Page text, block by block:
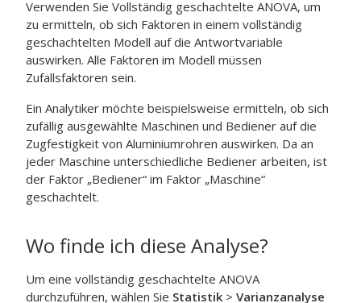
Verwenden Sie Vollständig geschachtelte ANOVA, um
zu ermitteln, ob sich Faktoren in einem vollständig
geschachtelten Modell auf die Antwortvariable
auswirken. Alle Faktoren im Modell müssen
Zufallsfaktoren sein.
Ein Analytiker möchte beispielsweise ermitteln, ob sich
zufällig ausgewählte Maschinen und Bediener auf die
Zugfestigkeit von Aluminiumrohren auswirken. Da an
jeder Maschine unterschiedliche Bediener arbeiten, ist
der Faktor „Bediener“ im Faktor „Maschine“
geschachtelt.
Wo finde ich diese Analyse?
Um eine vollständig geschachtelte ANOVA
durchzuführen, wählen Sie Statistik > Varianzanalyse